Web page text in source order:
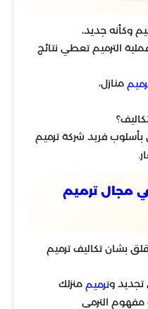
وكأنه جديد،
الترميم تعطي نتائج
منازل،
بأسلوب فريد شركة ترميم
مجال ترميم
بشان تكاليف ترميم
تجديد وترميم منزلك
مفهوم الترمي